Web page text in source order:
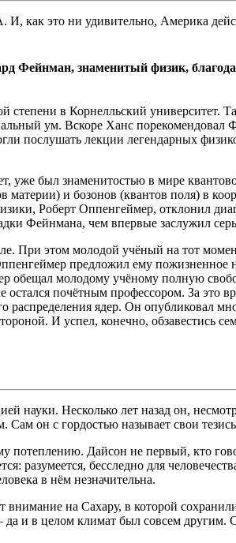
это ни удивительно, Америка
Фейнман, знаменитый физик,
степени в Корнелльский
ум. Вскоре Ханс
послушать лекции легендарных
уже был знаменитостью в мире
и бозонов (квантов поля) в
Роберт Оппенгеймер, отклонил
Фейнмана, чем впервые заслужил
При этом молодой учёный на тот
предложил ему
молодому учёному полную
почётным профессором. За это
распределения ядер. Он
И успел, конечно,
науки. Несколько лет назад он,
он с гордостью называет свои
потеплению. Дайсон не первый, кто
разумеется, бесследно для
в нём незначительна.
на Сахару, в которой
и в целом климат был совсем другим.